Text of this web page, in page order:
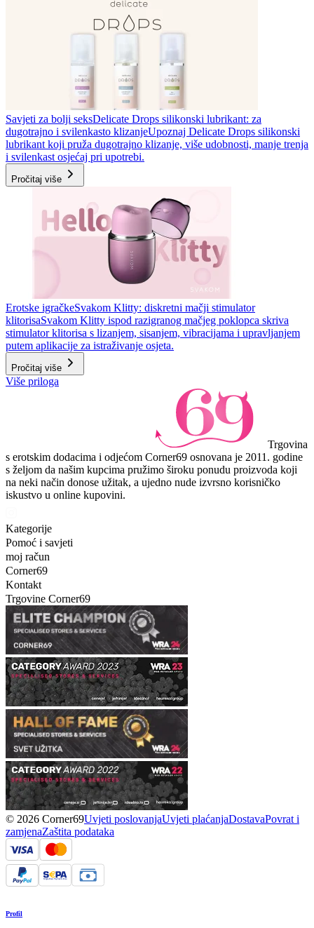
Savjeti za bolji seksDelicate Drops silikonski lubrikant: za
dugotrajno i svilenkasto klizanjeUpoznaj Delicate Drops silikonski
lubrikant koji pruža dugotrajno klizanje, više udobnosti, manje trenja
i svilenkast osjećaj pri upotrebi.
Pročitaj više
Erotske igračkeSvakom Klitty: diskretni mačji stimulator
klitorisaSvakom Klitty ispod razigranog mačjeg poklopca skriva
stimulator klitorisa s lizanjem, sisanjem, vibracijama i upravljanjem
putem aplikacije za istraživanje osjeta.
Pročitaj više
Više priloga
Trgovina
s erotskim dodacima i odjećom Corner69 osnovana je 2011. godine
s željom da našim kupcima pružimo široku ponudu proizvoda koji
na neki način donose užitak, a ujedno nude izvrsno korisničko
iskustvo u online kupovini.
Kategorije
Pomoć i savjeti
moj račun
Corner69
Kontakt
Trgovine Corner69
© 2026 Corner69Uvjeti poslovanjaUvjeti plaćanjaDostavaPovrat i
zamjenaZaštita podataka
Profil